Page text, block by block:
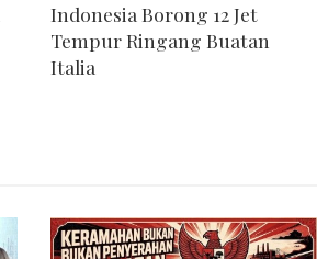
Indonesia Borong 12 Jet
Tempur Ringang Buatan
Italia